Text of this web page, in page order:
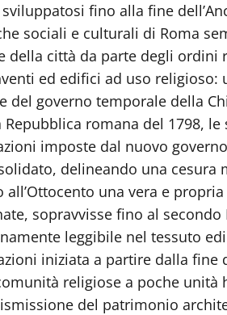
fino alla fine
sociali e culturali di Roma
della città da parte degli ordini
ed edifici ad uso religioso:
governo temporale della
romana del 1798, le
imposte dal nuovo
delineando una cesura
una vera e
sopravvisse fino al
leggibile nel tessuto
iniziata a partire dalla fine
religiose a poche unità
del patrimonio